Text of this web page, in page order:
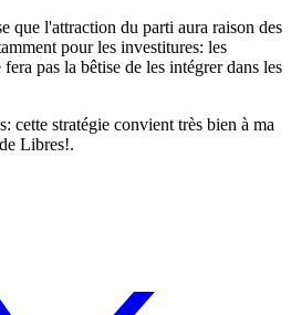
que l'attraction du parti aura raison des
pour les investitures: les
pas la bêtise de les intégrer dans les
cette stratégie convient très bien à ma
Libres!.